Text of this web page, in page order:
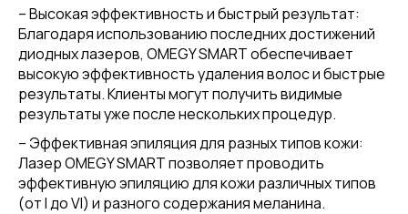
– Высокая эффективность и быстрый результат:
Благодаря использованию последних достижений
диодных лазеров, OMEGY SMART обеспечивает
высокую эффективность удаления волос и быстрые
результаты. Клиенты могут получить видимые
результаты уже после нескольких процедур.
– Эффективная эпиляция для разных типов кожи:
Лазер OMEGY SMART позволяет проводить
эффективную эпиляцию для кожи различных типов
(от I до VI) и разного содержания меланина.